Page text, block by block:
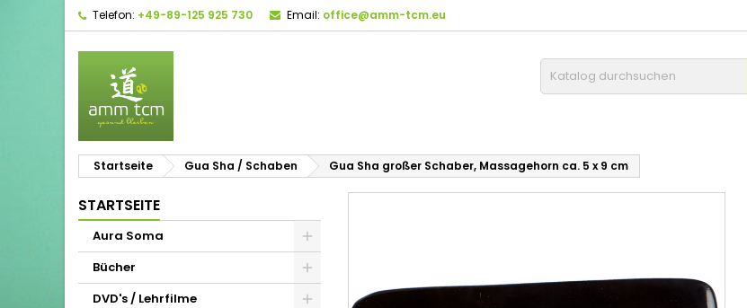
Telefon: +49-89-125 925 730 Email: office@amm-tcm.eu
Startseite Gua Sha / Schaben Gua Sha großer Schaber, Massagehorn ca. 5 x 9 cm
STARTSEITE
Aura Soma
Bücher
DVD's / Lehrfilme